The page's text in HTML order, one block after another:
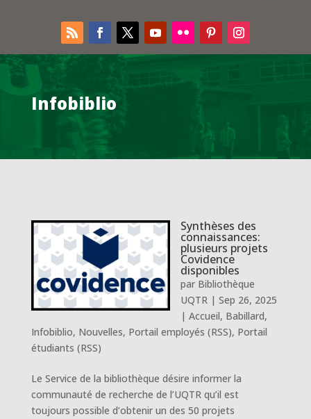
Infobiblio
Synthèses des
connaissances:
plusieurs projets
Covidence
disponibles
par Bibliothèque
UQTR| Sep 26, 2025
| Accueil, Babillard,
Infobiblio, Nouvelles, Portail employés (RSS), Portail
étudiants (RSS)
Le Service de la bibliothèque désire informer la
communauté de recherche de l’UQTR qu’il est
toujours possible d’obtenir un des 50 projets